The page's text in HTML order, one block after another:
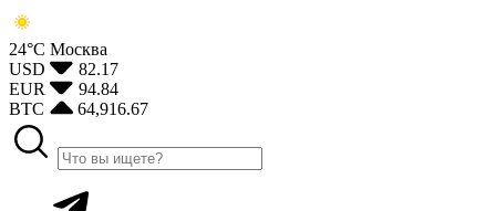
24°С Москва
USD
82.17
EUR
94.84
BTC
64,916.67